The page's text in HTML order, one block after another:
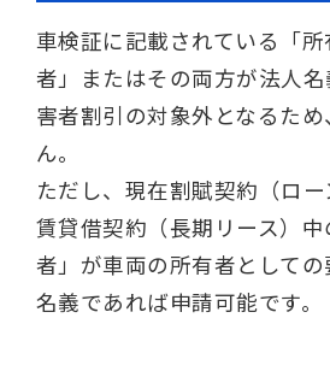
車検証に記載されている「
者」またはその両方が法人
害者割引の対象外となるた
ん。
ただし、現在割賦契約（ロ
賃貸借契約（長期リース）
者」が車両の所有者として
名義であれば申請可能です。